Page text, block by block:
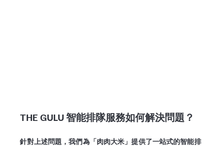
THE GULU 智能排隊服務如何解決問題？
針對上述問題，我們為「肉肉大米」提供了一站式的智能排